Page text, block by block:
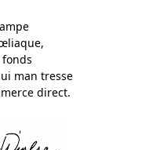
man tresse
direct.